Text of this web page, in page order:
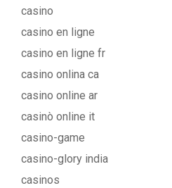
casino
casino en ligne
casino en ligne fr
casino onlina ca
casino online ar
casinò online it
casino-game
casino-glory india
casinos